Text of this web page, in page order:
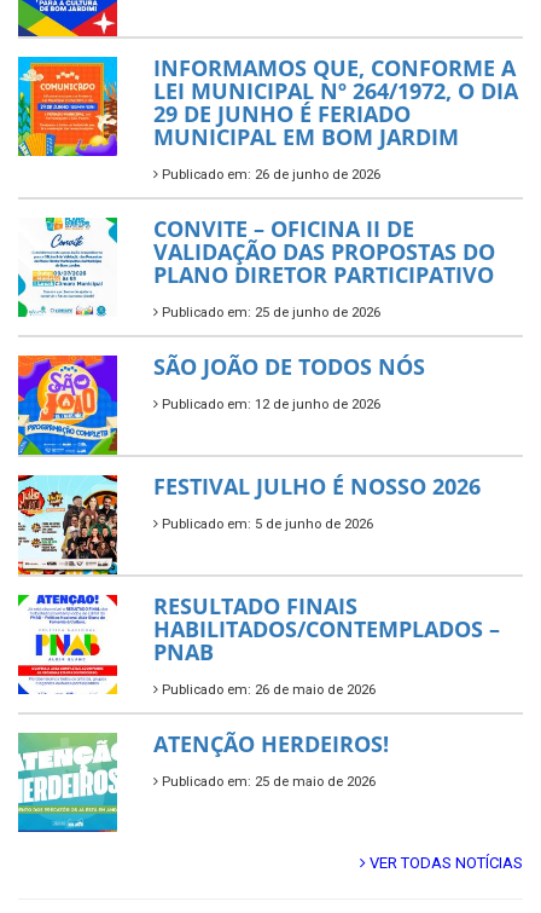
INFORMAMOS QUE, CONFORME A
LEI MUNICIPAL Nº 264/1972, O DIA
29 DE JUNHO É FERIADO
MUNICIPAL EM BOM JARDIM
Publicado em: 26 de junho de 2026
CONVITE – OFICINA II DE
VALIDAÇÃO DAS PROPOSTAS DO
PLANO DIRETOR PARTICIPATIVO
Publicado em: 25 de junho de 2026
SÃO JOÃO DE TODOS NÓS
Publicado em: 12 de junho de 2026
FESTIVAL JULHO É NOSSO 2026
Publicado em: 5 de junho de 2026
RESULTADO FINAIS
HABILITADOS/CONTEMPLADOS –
PNAB
Publicado em: 26 de maio de 2026
ATENÇÃO HERDEIROS!
Publicado em: 25 de maio de 2026
VER TODAS NOTÍCIAS